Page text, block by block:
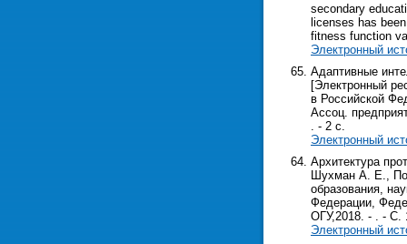
secondary
licenses has
fitness function
Электронный
Адаптивные
[Электронный
в Российской
Ассоц.
. - 2 с.
Электронный
Архитектура
Шухман А. Е.,
образования,
Федерации,
ОГУ,2018. - . - С.
Электронный